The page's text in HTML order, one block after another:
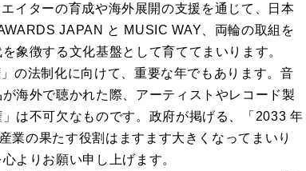
イターの育成や海外展開の支援を通じて、日本
JAPAN と MUSIC WAY、両輪の取組を
象徴する文化基盤として育ててまいります。
の法制化に向けて、重要な年でもあります。音
海外で聴かれた際、アーティストやレコード製
は不可欠なものです。政府が掲げる、「2033 年
業の果たす役割はますます大きくなってまいり
よりお願い申し上げます。